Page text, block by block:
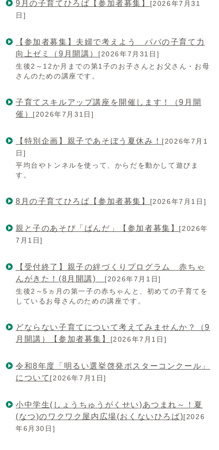
9月の子育てひろば【参加者募集】
[2026年7月31
日]
【参加者募集】夫婦で考えよう パパの子育て力
向上ゼミ（9月開講） [2026年7月31日]
生後2～12か月までの第1子のお子さんとお父さん・お母
さんのための講座です。
子育てスキルアップ講座を開催します！（9月開
催） [2026年7月31日]
【特別企画】親子であそぼう夏休み！ [2026年7月1
日]
平均台やトンネルを使って、からだを動かして遊びま
す。
8月の子育てひろば【参加者募集】 [2026年7月1日]
親と子のあそび「ぱんだ」【参加者募集】 [2026年
7月1日]
【受付終了】親子の絆づくりプログラム 赤ちゃ
んがきた！(8月開講) [2026年7月1日]
生後2～5ヵ月の第一子の赤ちゃんと、初めての子育てを
しているお母さんのための講座です。
どならない子育てについて考えてみませんか？（9
月開講）【参加者募集】
[2026年7月1日]
令和8年度「明るい選挙啓発ポスターコンクール」
について [2026年7月1日]
小中学生(しょうちゅうがくせい)あつまれ～！夏
(なつ)のワクワク屋内広場(おくないひろば)[2026
年6月30日]